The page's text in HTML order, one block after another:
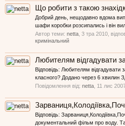
Що робити з такою
Добрий день, нещодавно вдома
шафи коробки розсипались і він
Автор теми: netta 3 тра 2010 ,
кримінальний
Любителям відгадувати
Відповідь: Любителям відгадувати
класного? Додано через 6 хвилин
Повідомлення від: netta 11 лис
Відповідь:
документальний фільм про воду.